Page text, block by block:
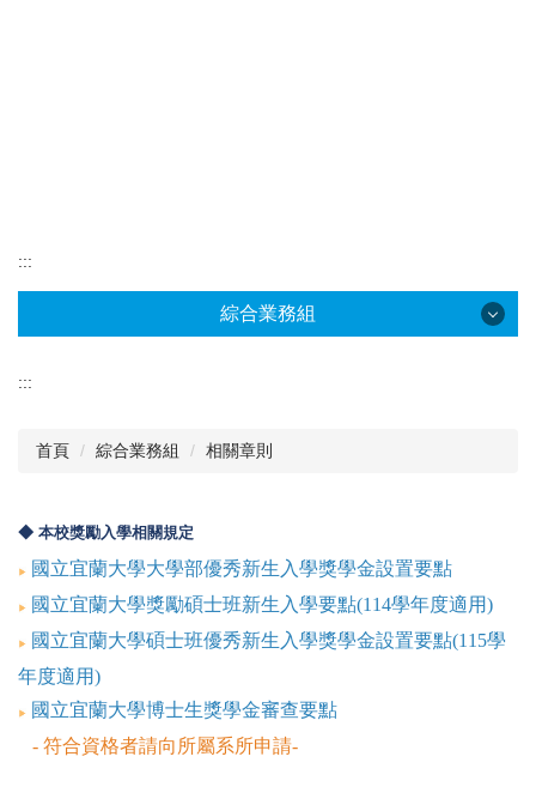
:::
綜合業務組
成員職掌
多媒體簡介
高中生專區
增設調整系所
:::
首頁 綜合業務組 相關章則
◆ 本校獎勵入學相關規定
國立宜蘭大學大學部優秀新生入學獎學金設置要點
國立宜蘭大學獎勵碩士班新生入學要點(114學年度適用)
國立宜蘭大學碩士班優秀新生入學獎學金設置要點(115學
年度適用)
國立宜蘭大學博士生獎學金審查要點
- 符合資格者請向所屬系所申請-